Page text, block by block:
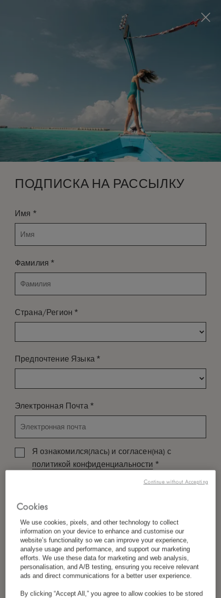
to enhance your experience
and make your visit easier and more comfortable.
ЗАБРОНИРОВАТЬ
БЕСПЛАТНАЯ ОТМЕНА
ПОДПИСКА НА РАССЫЛКУ
Имя *
Фамилия*
Страна/Регион*
Предпочтение Языка*
Электронная Почта *
Я ознакомился(лась) и согласен(на) с
политикой конфиденциальности *
Cookies
We use cookies, pixels, and other technology to collect
information on your device to enhance and customise our
website’s functionality so we can improve your experience,
analyse usage and performance, and support our marketing
efforts. We use these data for marketing and web analysis,
personalisation, and A/B testing, ensuring you receive relevant
ads and direct communications for a better user experience.
By clicking “Accept All,” you agree to allow cookies to be stored
Continue without Accepting